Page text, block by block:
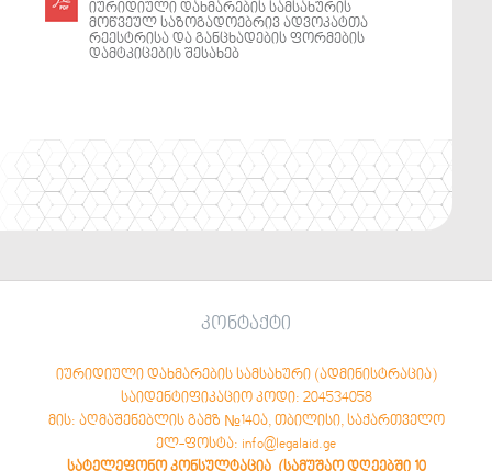
იურიდიული დახმარების სამსახურის
მოწვეულ საზოგადოებრივ ადვოკატთა
რეესტრისა და განცხადების ფორმების
დამტკიცების შესახებ
კონტაქტი
იურიდიული დახმარების სამსახური (ადმინისტრაცია)
საიდენტიფიკაციო კოდი: 204534058
მის: აღმაშენებლის გამზ №140ა, თბილისი, საქართველო
ელ-ფოსტა: info@legalaid.ge
სატელეფონო კონსულტაცია (სამუშაო დღეებში 10